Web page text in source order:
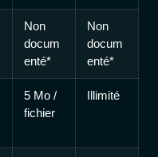
Non
docum
enté*
Non
docum
enté*
5 Mo /
fichier
Illimité